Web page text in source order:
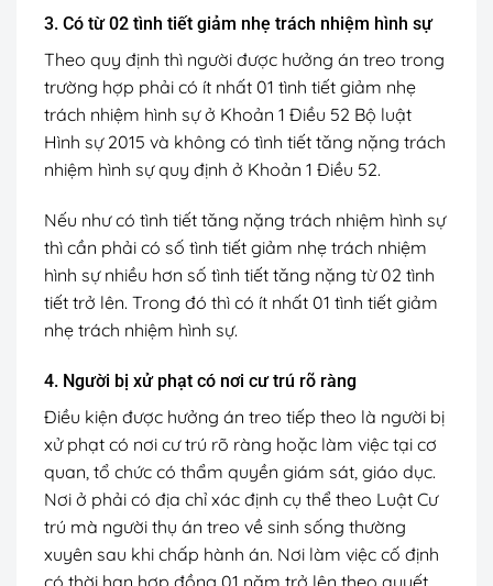
3. Có từ 02 tình tiết giảm nhẹ trách nhiệm hình sự
Theo quy định thì người được hưởng án treo trong
trường hợp phải có ít nhất 01 tình tiết giảm nhẹ
trách nhiệm hình sự ở Khoản 1 Điều 52 Bộ luật
Hình sự 2015 và không có tình tiết tăng nặng trách
nhiệm hình sự quy định ở Khoản 1 Điều 52.
Nếu như có tình tiết tăng nặng trách nhiệm hình sự
thì cần phải có số tình tiết giảm nhẹ trách nhiệm
hình sự nhiều hơn số tình tiết tăng nặng từ 02 tình
tiết trở lên. Trong đó thì có ít nhất 01 tình tiết giảm
nhẹ trách nhiệm hình sự.
4. Người bị xử phạt có nơi cư trú rõ ràng
Điều kiện được hưởng án treo tiếp theo là người bị
xử phạt có nơi cư trú rõ ràng hoặc làm việc tại cơ
quan, tổ chức có thẩm quyền giám sát, giáo dục.
Nơi ở phải có địa chỉ xác định cụ thể theo Luật Cư
trú mà người thụ án treo về sinh sống thường
xuyên sau khi chấp hành án. Nơi làm việc cố định
có thời hạn hợp đồng 01 năm trở lên theo quyết